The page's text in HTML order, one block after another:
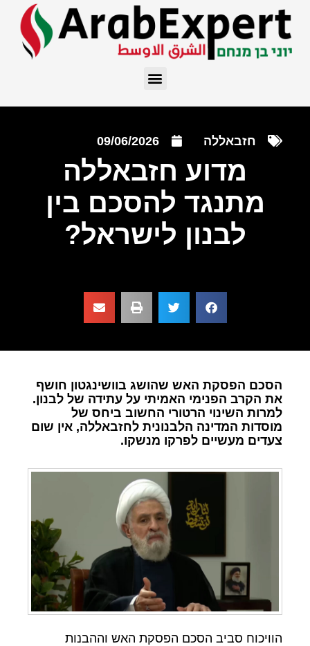
חזבאללה 09/06/2026
מדוע חזבאללה
מתנגד להסכם בין
לבנון לישראל?
הסכם הפסקת האש שהושג בוושינגטון חושף
את הקרב הפנימי האמיתי על עתידה של לבנון.
למרות השינוי הרטורי החשוב ביחס של
מוסדות המדינה הלבנונית לחזבאללה, אין שום
צעדים מעשיים לפרקו מנשקו.
הוויכוח סביב הסכם הפסקת האש וההבנות